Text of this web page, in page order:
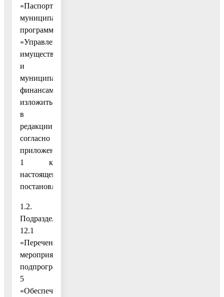
«Паспорт
муниципальной
программы
«Управление
имуществом
и
муниципальными
финансами»
изложить
в
редакции
согласно
приложению
1 к
настоящему
постановлению;
1.2.
Подраздел
12.1
«Перечень
мероприятий
подпрограммы
5
«Обеспечивающая